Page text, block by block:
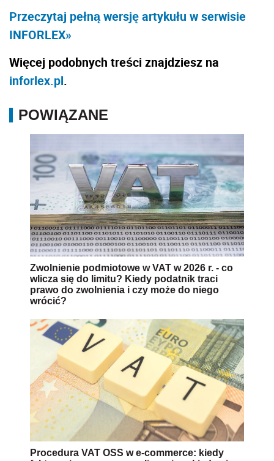
Przeczytaj pełną wersję artykułu w serwisie
INFORLEX»
Więcej podobnych treści znajdziesz na
inforlex.pl.
POWIĄZANE
Zwolnienie podmiotowe w VAT w 2026 r. - co
wlicza się do limitu? Kiedy podatnik traci
prawo do zwolnienia i czy może do niego
wrócić?
Procedura VAT OSS w e-commerce: kiedy